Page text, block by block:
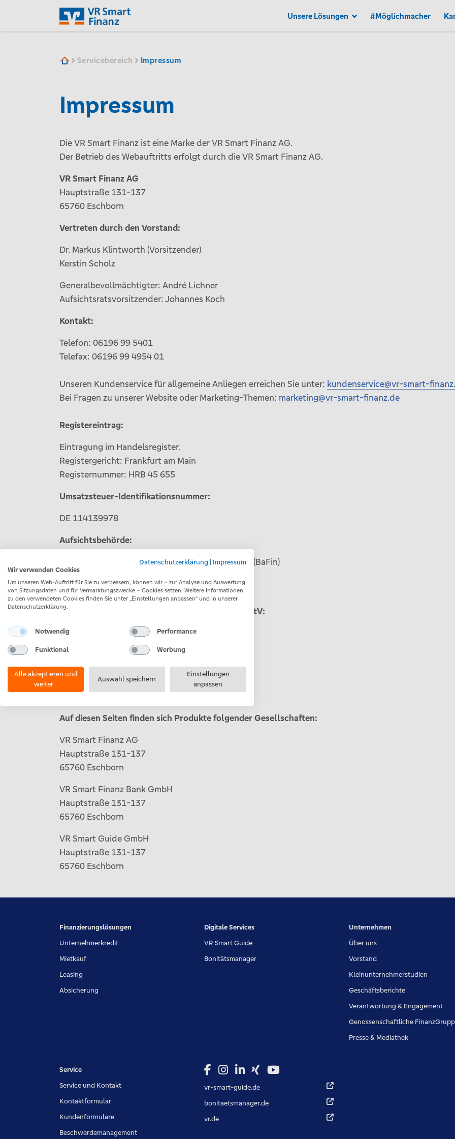
VR SF Unsere Lösungen #Möglichmacher
Servicebereich Impressum
Impressum
Die VR Smart Finanz ist eine Marke der VR Smart Finanz AG.
Der Betrieb des Webauftritts erfolgt durch die VR Smart Finanz AG.
VR Smart Finanz AG
Hauptstraße 131-137
65760 Eschborn
Vertreten durch den Vorstand:
Dr. Markus Klintworth (Vorsitzender)
Kerstin Scholz
Generalbevollmächtigter: André Lichner
Aufsichtsratsvorsitzender: Johannes Koch
Kontakt:
Telefon: 06196 99 5401
Telefax: 06196 99 4954 01
Unseren Kundenservice für allgemeine Anliegen erreichen Sie unter: kundenservice@vr-smart-
Bei Fragen zu unserer Website oder Marketing-Themen: marketing@vr-smart-finanz.de
Registereintrag:
Eintragung im Handelsregister.
Registergericht: Frankfurt am Main
Registernummer: HRB 45 655
Umsatzsteuer-Identifikationsnummer:
DE 114139978
Aufsichtsbehörde:
Bundesanstalt für Finanzdienstleistungsaufsicht (BaFin)
Marie-Curie-Str. 24-28
60439 Frankfurt
Inhaltlich Verantwortliche gemäß § 18 Abs. 2 MStV:
Annette Spiegel
marketing@vr-smart-finanz.de
VR Smart Finanz AG
Hauptstraße 131-137
Auf diesen Seiten finden sich Produkte folgender Gesellschaften:
VR Smart Finanz AG
Hauptstraße 131-137
65760 Eschborn
VR Smart Finanz Bank GmbH
Hauptstraße 131-137
65760 Eschborn
VR Smart Guide GmbH
Hauptstraße 131-137
65760 Eschborn
Finanzierungslösungen
Unternehmerkredit
Mietkauf
Leasing
Absicherung
Digitale Services
VR Smart Guide
Bonitätsmanager
Unternehmen
Über uns
Vorstand
Kleinunternehmerstudien
Geschäftsberichte
Verantwortung & Engagement
Genossenschaftliche
Presse & Mediathek
Service
Service und Kontakt
Kontaktformular
Kundenformulare
Beschwerdemanagement
vr-smart-guide.de
bonitaetsmanager.de
vr.de
Datenschutzerklärung Impressum
Wir verwenden Cookies
Um unseren Web-Auftritt für Sie zu verbessern, können wir – zur Analyse und Auswertung
von Sitzungsdaten und für Vermarktungszwecke – Cookies setzen. Weitere Informationen
zu den verwendeten Cookies finden Sie unter „Einstellungen anpassen“ und in unserer
Datenschutzerklärung.
Notwendig Performance
Funktional Werbung
Alle akzeptieren und
weiter
Auswahl speichern
Einstellungen
anpassen